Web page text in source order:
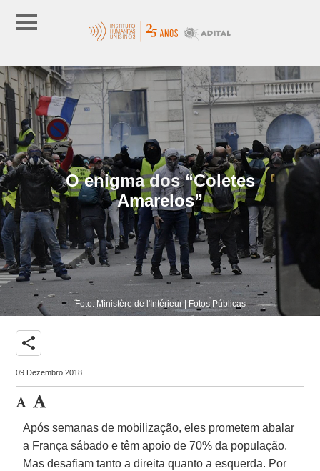
O enigma dos “Coletes
Amarelos”
Foto: Ministère de l'Intérieur | Fotos Públicas
share
09 Dezembro 2018
Após semanas de mobilização, eles prometem abalar
a França sábado e têm apoio de 70% da população.
Mas desafiam tanto a direita quanto a esquerda. Por